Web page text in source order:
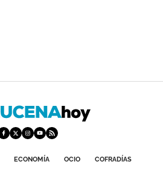
ECONOMÍA OCIO
COFRADÍAS